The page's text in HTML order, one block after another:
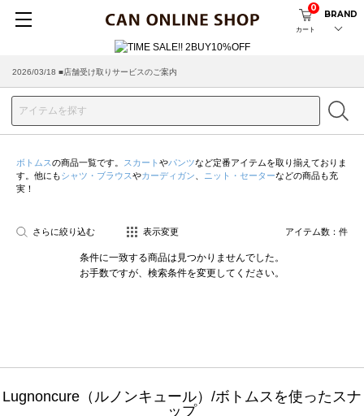
カート
0
BRAND
2026/03/18 ■店舗受け取りサービスのご案内
ボトムスの商品一覧です。 スカート やパンツなど定番アイテムを取り揃えておりま
す。他にもシャツ・ブラウスやカーディガン ニット・セーターなどの商品も充
実！
さらに絞り込む 表示変更 アイテム数： 件
条件に一致する商品は見つかりませんでした。
お手数ですが、検索条件を変更してください。
Lugnoncure（ルノンキュール）/ボトムスを使ったスナ
ップ